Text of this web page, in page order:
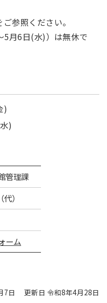
ご参照ください。
月6日(水)）は無休で
)
)
管理課
）
ーム
7日 更新日 令和8年4月28日